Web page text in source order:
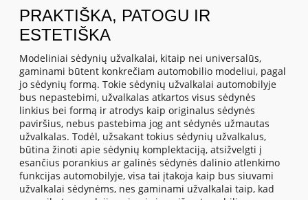
PRAKTIŠKA, PATOGU IR
ESTETIŠKA
Modeliniai sėdynių užvalkalai, kitaip nei universalūs,
gaminami būtent konkrečiam automobilio modeliui, pagal
jo sėdynių formą. Tokie sėdynių užvalkalai automobilyje
bus nepastebimi, užvalkalas atkartos visus sėdynės
linkius bei formą ir atrodys kaip originalus sėdynės
paviršius, nebus pastebima jog ant sėdynės užmautas
užvalkalas. Todėl, užsakant tokius sėdynių užvalkalus,
būtina žinoti apie sėdynių komplektaciją, atsižvelgti į
esančius porankius ar galinės sėdynės dalinio atlenkimo
funkcijas automobilyje, visa tai įtakoja kaip bus siuvami
užvalkalai sėdynėms, nes gaminami užvalkalai taip, kad